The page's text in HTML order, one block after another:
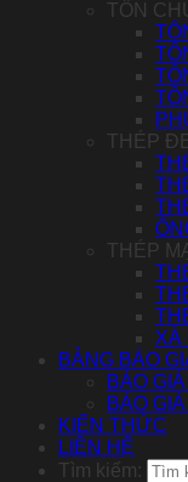
TÔN
THÉP
THÉP
XÀ
BẢNG BÁO
BÁO
BÁO
KIẾN THỨC
LIÊN HỆ
Tìm kiếm: